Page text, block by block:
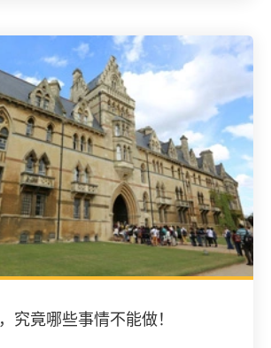
究竟哪些事情不能做！